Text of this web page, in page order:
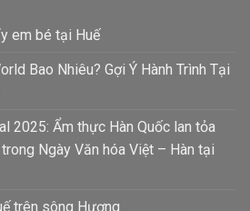
em bé tại Huế
Bao Nhiêu? Gợi Ý Hành Trình Tại
2025: Ẩm thực Hàn Quốc lan tỏa
Ngày Văn hóa Việt – Hàn tại
trên sông Hương